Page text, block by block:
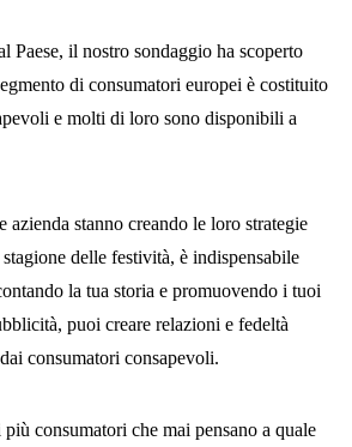
Paese, il nostro sondaggio ha scoperto
di consumatori europei è costituito
e molti di loro sono disponibili a
stanno creando le loro strategie
delle festività, è indispensabile
la tua storia e promuovendo i tuoi
puoi creare relazioni e fedeltà
consumatori consapevoli.
consumatori che mai pensano a quale